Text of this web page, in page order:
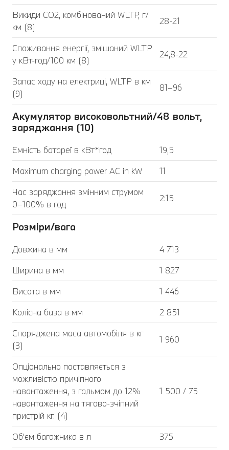
Викиди CO2, комбінований WLTP, г/
км (8)
28-21
Споживання енергії, змішаний WLTP
у кВт-год/100 км (8)
24,8-22
Запас ходу на електриці, WLTP в км
(9)
81–96
Акумулятор високовольтний/48 вольт,
заряджання (10)
Ємність батареї в кВт*год
19,5
Maximum charging power AC in kW
11
Час заряджання змінним струмом
0–100% в год
2:15
Розміри/вага
Довжина в мм
4 713
Ширина в мм
1 827
Висота в мм
1 446
Колісна база в мм
2 851
Споряджена маса автомобіля в кг
(3)
1 960
Опціонально поставляється з
можливістю причіпного
навантаження, з гальмом до 12%
навантаження на тягово-зчіпний
пристрій кг. (4)
1 500 / 75
Об'єм багажника в л 375